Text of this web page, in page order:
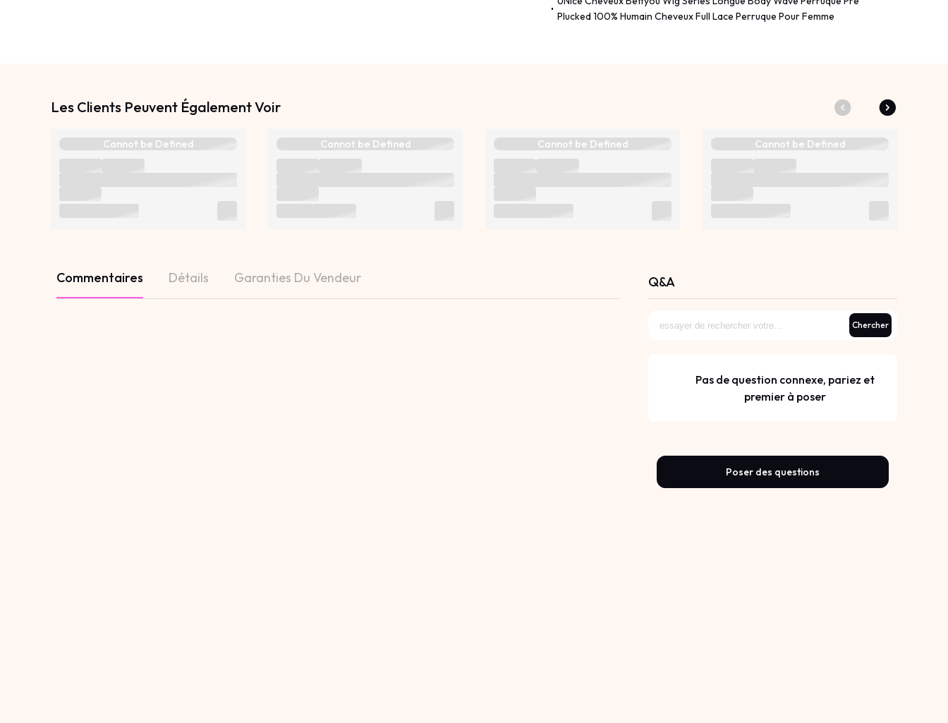
Plucked 100% Humain Cheveux Full Lace Perruque Pour Femme
Les Clients Peuvent Également Voir
Cannot be Defined Cannot be Defined Cannot be Defined Cannot be Defined
Commentaires Détails Garanties Du Vendeur Q&A
Chercher
Pas de question connexe, pariez et
premier à poser
Poser des questions